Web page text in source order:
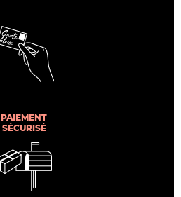
PAIEMENT
SÉCURISÉ